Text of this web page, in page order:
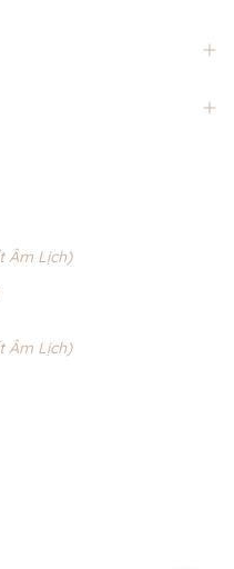
Âm Lịch)
Âm Lịch)